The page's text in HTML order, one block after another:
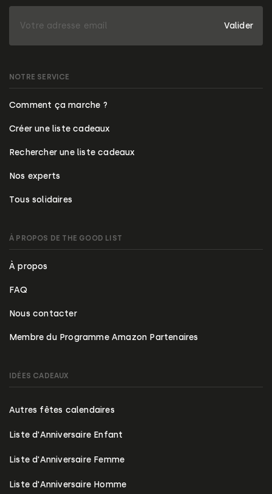
NOTRE SERVICE
Comment ça marche ?
Créer une liste cadeaux
Rechercher une liste cadeaux
Nos experts
Tous solidaires
À PROPOS DE THE GOOD LIST
À propos
FAQ
Nous contacter
Membre du Programme Amazon Partenaires
Valider
IDÉES CADEAUX
Autres fêtes calendaires
Liste d'Anniversaire Enfant
Liste d'Anniversaire Femme
Liste d'Anniversaire Homme